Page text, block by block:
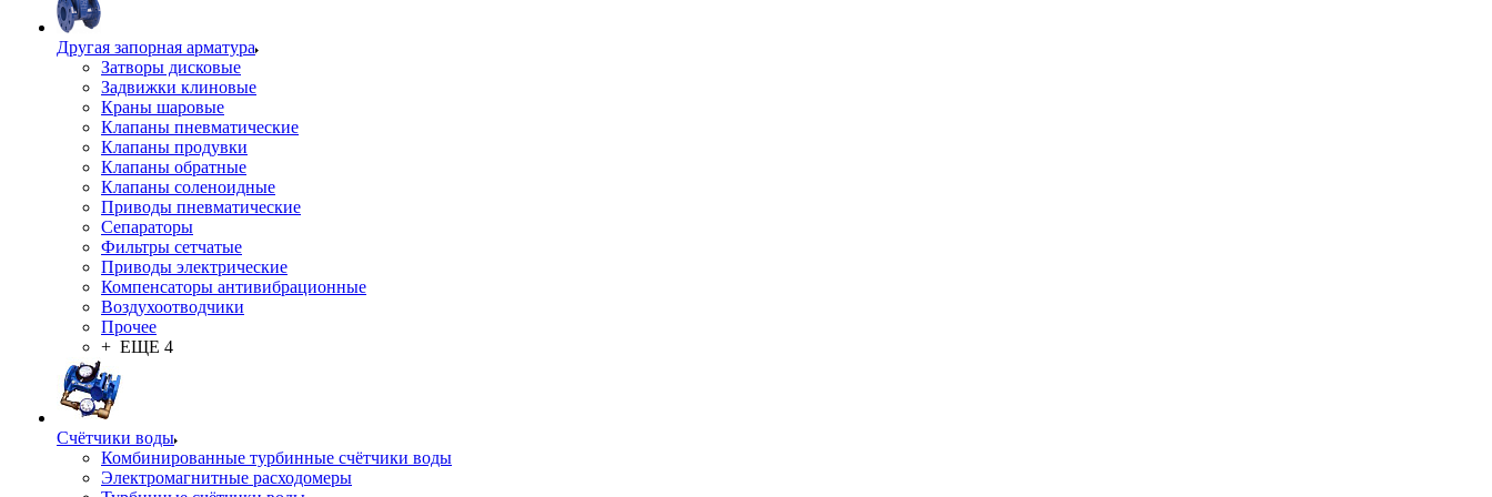
Другая запорная арматура
Затворы дисковые
Задвижки клиновые
Краны шаровые
Клапаны пневматические
Клапаны продувки
Клапаны обратные
Клапаны соленоидные
Приводы пневматические
Сепараторы
Фильтры сетчатые
Приводы электрические
Компенсаторы антивибрационные
Воздухоотводчики
Прочее
+ ЕЩЕ 4
Счётчики воды
Комбинированные турбинные счётчики воды
Электромагнитные расходомеры